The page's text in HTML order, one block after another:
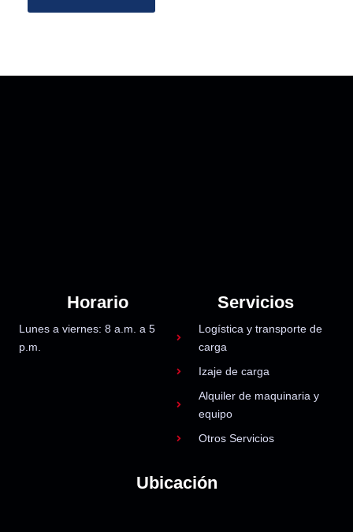
Horario
Lunes a viernes: 8 a.m. a 5
p.m.
Servicios
Logística y transporte de
carga
Izaje de carga
Alquiler de maquinaria y
equipo
Otros Servicios
Ubicación